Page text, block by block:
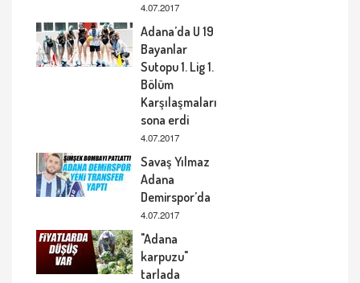
4.07.2017
Adana’da U 19
Bayanlar
Sutopu 1. Lig 1.
Bölüm
Karşılaşmaları
sona erdi
4.07.2017
Savaş Yılmaz
Adana
Demirspor’da
4.07.2017
"Adana
karpuzu"
tarlada